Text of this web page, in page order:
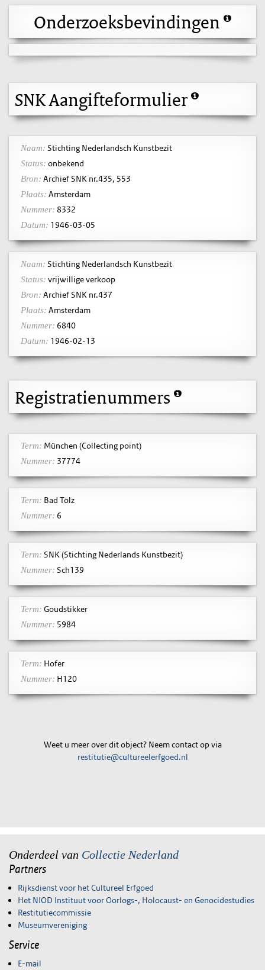
Onderzoeksbevindingen
SNK Aangifteformulier
Naam: Stichting Nederlandsch Kunstbezit
Status: onbekend
Bron: Archief SNK nr.435, 553
Plaats: Amsterdam
Nummer: 8332
Datum: 1946-03-05
Naam: Stichting Nederlandsch Kunstbezit
Status: vrijwillige verkoop
Bron: Archief SNK nr.437
Plaats: Amsterdam
Nummer: 6840
Datum: 1946-02-13
Registratienummers
Term: München (Collecting point)
Nummer: 37774
Term: Bad Tölz
Nummer: 6
Term: SNK (Stichting Nederlands Kunstbezit)
Nummer: Sch139
Term: Goudstikker
Nummer: 5984
Term: Hofer
Nummer: H120
Weet u meer over dit object? Neem contact op via
restitutie@cultureelerfgoed.nl
Onderdeel van Collectie Nederland
Partners
Rijksdienst voor het Cultureel Erfgoed
Het NIOD Instituut voor Oorlogs-, Holocaust- en Genocidestudies
Restitutiecommissie
Museumvereniging
Service
E-mail